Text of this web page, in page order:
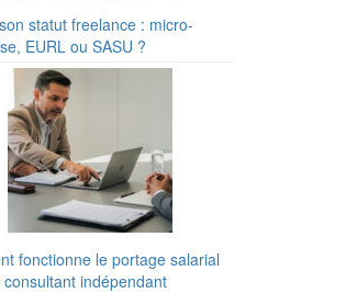
statut freelance : micro-
EURL ou SASU ?
fonctionne le portage salarial
indépendant